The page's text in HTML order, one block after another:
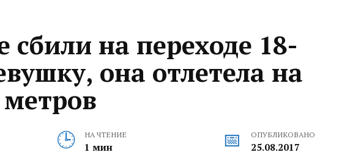
сбили на переходе 18-
она отлетела на
НА ЧТЕНИЕ
1 мин
ОПУБЛИКОВАНО
25.08.2017